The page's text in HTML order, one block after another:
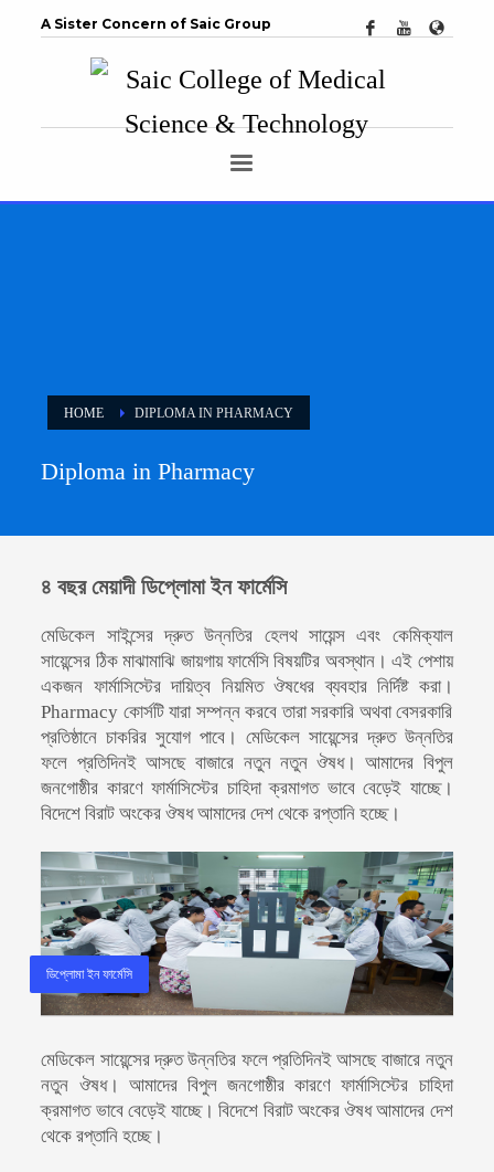
A Sister Concern of Saic Group
HOME DIPLOMA IN PHARMACY
Diploma in Pharmacy
৪ বছর মেয়াদী ডিপ্লোমা ইন ফার্মেসি
মেডিকেল সাইন্সের দ্রুত উন্নতির হেলথ সায়েন্স এবং কেমিক্যাল
সায়েন্সের ঠিক মাঝামাঝি জায়গায় ফার্মেসি বিষয়টির অবস্থান। এই পেশায়
একজন ফার্মাসিস্টের দায়িত্ব নিয়মিত ঔষধের ব্যবহার নির্দিষ্ট করা।
Pharmacy কোর্সটি যারা সম্পন্ন করবে তারা সরকারি অথবা বেসরকারি
প্রতিষ্ঠানে চাকরির সুযোগ পাবে। মেডিকেল সায়েন্সের দ্রুত উন্নতির
ফলে প্রতিদিনই আসছে বাজারে নতুন নতুন ঔষধ। আমাদের বিপুল
জনগোষ্ঠীর কারণে ফার্মাসিস্টের চাহিদা ক্রমাগত ভাবে বেড়েই যাচ্ছে।
বিদেশে বিরাট অংকের ঔষধ আমাদের দেশ থেকেরপ্তানি হচ্ছে।
ডিপ্লোমা ইন ফার্মেসি
মেডিকেল সায়েন্সের দ্রুত উন্নতির ফলে প্রতিদিনই আসছে বাজারে নতুন
নতুন ঔষধ। আমাদের বিপুল জনগোষ্ঠীর কারণে ফার্মাসিস্টের চাহিদা
ক্রমাগত ভাবে বেড়েই যাচ্ছে। বিদেশে বিরাট অংকের ঔষধ আমাদের দেশ
থেকে রপ্তানি হচ্ছে।